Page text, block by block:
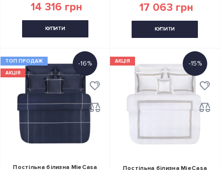
14 316 грн
КУПИТИ
17 063 грн
КУПИТИ
ТОП ПРОДАЖ
АКЦІЯ
-16%
Постільна білизна MieCasa
АКЦІЯ -15%
Постільна білизна MieCasa